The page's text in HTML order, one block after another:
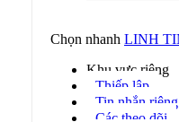
Chọn nhanh LINH
Khu vực riêng
Thiếp lập
Tin nhắn riêng
Các theo dõi